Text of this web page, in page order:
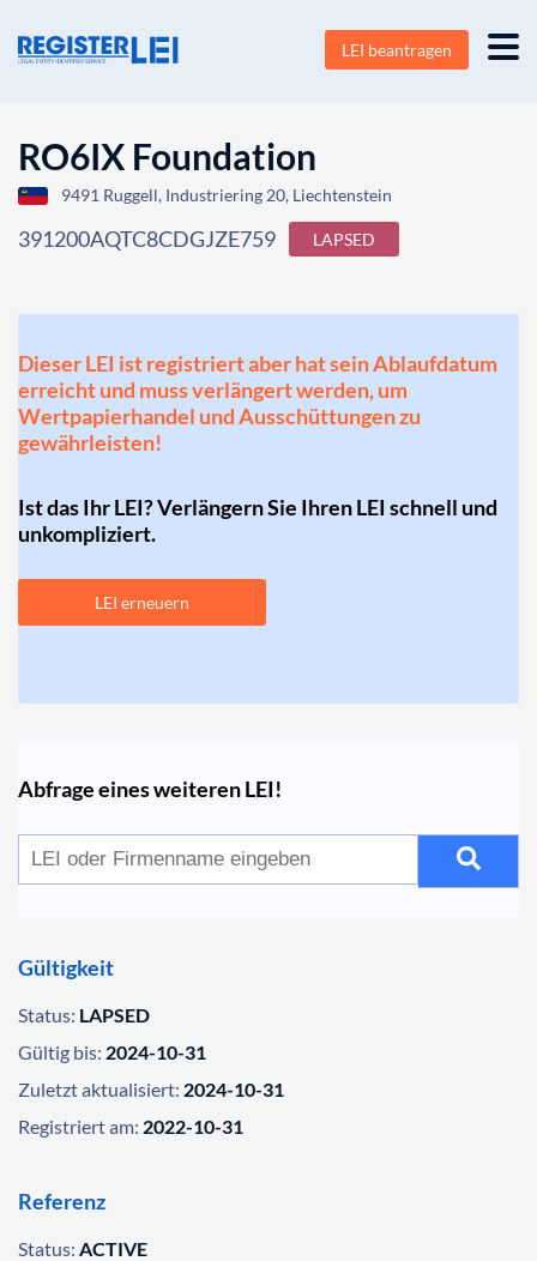
LEI beantragen
RO6IX Foundation
9491 Ruggell, Industriering 20, Liechtenstein
391200AQTC8CDGJZE759 LAPSED
Dieser LEI ist registriert aber hat sein Ablaufdatum
erreicht und muss verlängert werden, um
Wertpapierhandel und Ausschüttungen zu
gewährleisten!
Ist das Ihr LEI? Verlängern Sie Ihren LEI schnell und
unkompliziert.
LEI erneuern
Abfrage eines weiteren LEI!
Gültigkeit
Status: LAPSED
Gültig bis: 2024-10-31
Zuletzt aktualisiert: 2024-10-31
Registriert am: 2022-10-31
Referenz
Status: ACTIVE